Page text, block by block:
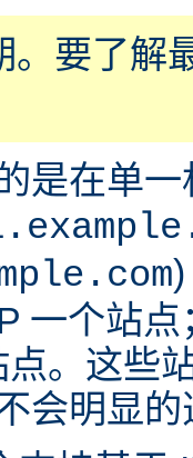
。要了解
是在单
)
一个站点
。这些
会明显